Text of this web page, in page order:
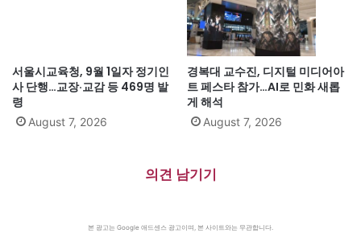
서울시교육청, 9월 1일자 정기인
사 단행…교장·교감 등 469명 발
령
August 7, 2026
경복대 교수진, 디지털 미디어아
트 페스타 참가…AI로 민화 새롭
게 해석
August 7, 2026
의견 남기기
본 광고는 Google 애드센스 광고이며, 본 사이트와는 무관합니다.